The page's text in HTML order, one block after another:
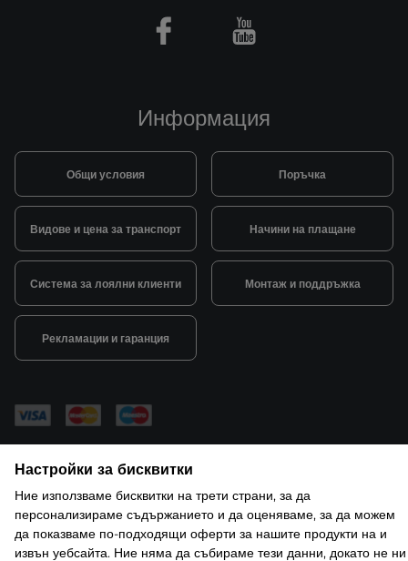
Информация
Общи условия Поръчка
Видове и цена за транспорт Начини на плащане
Система за лоялни клиенти Монтаж и поддръжка
Рекламации и гаранция
Facebook Youtube
Защита на лични данни Открийте ни в ShopMania
Настройки за бисквитки
Ние използваме бисквитки на трети страни, за да
персонализираме съдържанието и да оценяваме, за да можем
да показваме по-подходящи оферти за нашите продукти на и
извън уебсайта. Ние няма да събираме тези данни, докато не ни